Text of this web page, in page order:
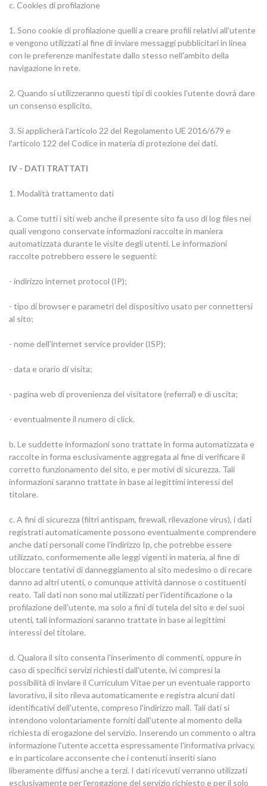
c. Cookies di profilazione
1. Sono cookie di profilazione quelli a creare profili relativi all'utente
e vengono utilizzati al fine di inviare messaggi pubblicitari in linea
con le preferenze manifestate dallo stesso nell'ambito della
navigazione in rete.
2. Quando si utilizzeranno questi tipi di cookies l'utente dovrà dare
un consenso esplicito.
3. Si applicherà l'articolo 22 del Regolamento UE 2016/679 e
l'articolo 122 del Codice in materia di protezione dei dati.
IV - DATI TRATTATI
1. Modalità trattamento dati
a. Come tutti i siti web anche il presente sito fa uso di log files nei
quali vengono conservate informazioni raccolte in maniera
automatizzata durante le visite degli utenti. Le informazioni
raccolte potrebbero essere le seguenti:
- indirizzo internet protocol (IP);
- tipo di browser e parametri del dispositivo usato per connettersi
al sito;
- nome dell'internet service provider (ISP);
- data e orario di visita;
- pagina web di provenienza del visitatore (referral) e di uscita;
- eventualmente il numero di click.
b. Le suddette informazioni sono trattate in forma automatizzata e
raccolte in forma esclusivamente aggregata al fine di verificare il
corretto funzionamento del sito, e per motivi di sicurezza. Tali
informazioni saranno trattate in base ai legittimi interessi del
titolare.
c. A fini di sicurezza (filtri antispam, firewall, rilevazione virus), i dati
registrati automaticamente possono eventualmente comprendere
anche dati personali come l'indirizzo Ip, che potrebbe essere
utilizzato, conformemente alle leggi vigenti in materia, al fine di
bloccare tentativi di danneggiamento al sito medesimo o di recare
danno ad altri utenti, o comunque attività dannose o costituenti
reato. Tali dati non sono mai utilizzati per l'identificazione o la
profilazione dell'utente, ma solo a fini di tutela del sito e dei suoi
utenti, tali informazioni saranno trattate in base ai legittimi
interessi del titolare.
d. Qualora il sito consenta l'inserimento di commenti, oppure in
caso di specifici servizi richiesti dall'utente, ivi compresi la
possibilità di inviare il Curriculum Vitae per un eventuale rapporto
lavorativo, il sito rileva automaticamente e registra alcuni dati
identificativi dell'utente, compreso l'indirizzo mail. Tali dati si
intendono volontariamente forniti dall'utente al momento della
richiesta di erogazione del servizio. Inserendo un commento o altra
informazione l'utente accetta espressamente l'informativa privacy,
e in particolare acconsente che i contenuti inseriti siano
liberamente diffusi anche a terzi. I dati ricevuti verranno utilizzati
esclusivamente per l'erogazione del servizio richiesto e per il solo